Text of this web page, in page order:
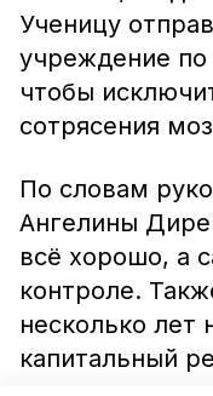
Ученицу
учреждение по
чтобы
сотрясения
По словам
Ангелины
всё хорошо, а
контроле.
несколько лет
капитальный